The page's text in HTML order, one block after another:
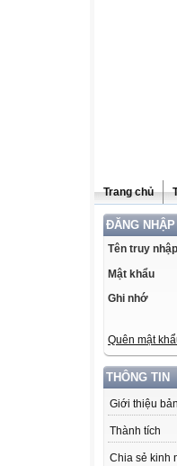
Trang chủ
ĐĂNG NHẬP
Tên truy nhập
Mật khẩu
Ghi nhớ
Quên mật
THÔNG TIN
Giới thiệu
Thành tích
Chia sẻ kinh